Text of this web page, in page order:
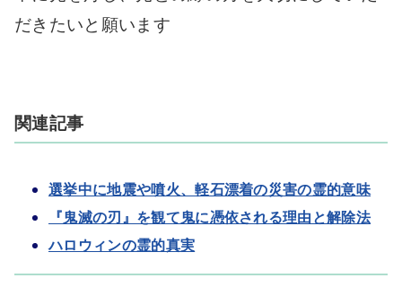
だきたいと願います
関連記事
選挙中に地震や噴火、軽石漂着の災害の霊的意味
『鬼滅の刃』を観て鬼に憑依される理由と解除法
ハロウィンの霊的真実